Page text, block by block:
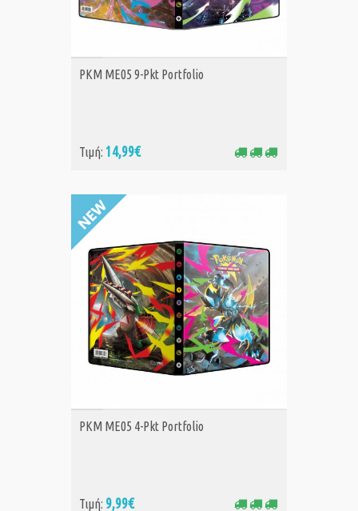
ΑΓΟΡΑ
PKM ME05 9-Pkt Portfolio
Τιμή: 14,99€
ΑΓΟΡΑ
PKM ME05 4-Pkt Portfolio
Τιμή: 9,99€